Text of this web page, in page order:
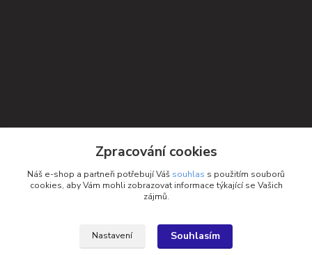
+420 732 552 122
Zpracování cookies
Náš e-shop a partneři potřebují Váš souhlas s použitím souborů
cookies, aby Vám mohli zobrazovat informace týkající se Vašich
zájmů.
Nastavení Souhlasím